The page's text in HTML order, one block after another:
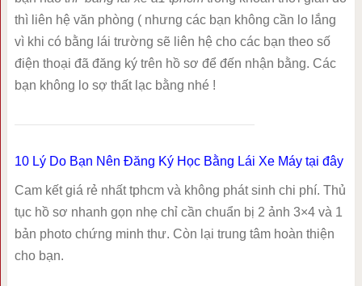
thì liên hệ văn phòng ( nhưng các bạn không cần lo lắng
vì khi có bằng lái trường sẽ liên hệ cho các bạn theo số
điện thoại đã đăng ký trên hồ sơ để đến nhận bằng. Các
bạn không lo sợ thất lạc bằng nhé !
10 Lý Do Bạn Nên Đăng Ký Học Bằng Lái Xe Máy tại đây
Cam kết giá rẻ nhất tphcm và không phát sinh chi phí. Thủ
tục hồ sơ nhanh gọn nhẹ chỉ cần chuẩn bị 2 ảnh 3×4 và 1
bản photo chứng minh thư. Còn lại trung tâm hoàn thiện
cho bạn.